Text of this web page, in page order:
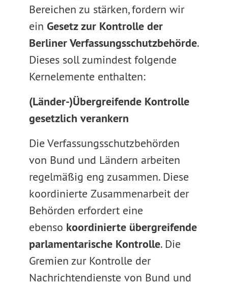
Bereichen zu stärken, fordern wir
ein Gesetz zur Kontrolle der
Berliner Verfassungsschutzbehörde.
Dieses soll zumindest folgende
Kernelemente enthalten:
(Länder-)Übergreifende Kontrolle
gesetzlich verankern
Die Verfassungsschutzbehörden
von Bund und Ländern arbeiten
regelmäßig eng zusammen. Diese
koordinierte Zusammenarbeit der
Behörden erfordert eine
ebenso koordinierte übergreifende
parlamentarische Kontrolle. Die
Gremien zur Kontrolle der
Nachrichtendienste von Bund und